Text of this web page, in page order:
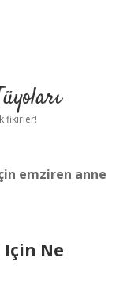
fikirler!
emziren anne
Için Ne